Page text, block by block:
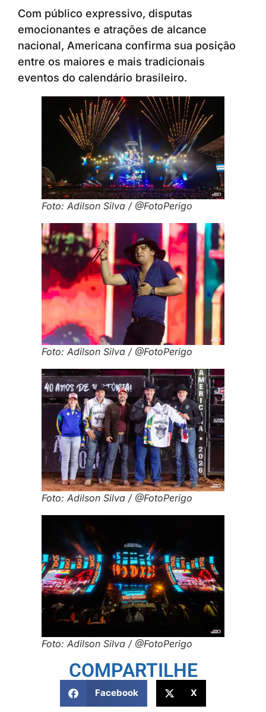
Com público expressivo, disputas
emocionantes e atrações de alcance
nacional, Americana confirma sua posição
entre os maiores e mais tradicionais
eventos do calendário brasileiro.
Foto: Adilson Silva / @FotoPerigo
Foto: Adilson Silva / @FotoPerigo
Foto: Adilson Silva / @FotoPerigo
Foto: Adilson Silva / @FotoPerigo
COMPARTILHE
Facebook X